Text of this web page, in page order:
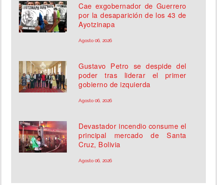
Cae exgobernador de Guerrero
por la desaparición de los 43 de
Ayotzinapa
Agosto 06, 2026
Gustavo Petro se despide del
poder tras liderar el primer
gobierno de izquierda
Agosto 06, 2026
Devastador incendio consume el
principal mercado de Santa
Cruz, Bolivia
Agosto 06, 2026